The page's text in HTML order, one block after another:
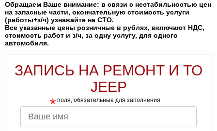
Обращаем Ваше внимание: в связи с нестабильностью цен
на запасные части, окончательную стоимость услуги
(работы+з/ч) узнавайте на СТО.
Все указанные цены розничные в рублях, включают НДС,
стоимость работ и з/ч, за одну услугу, для одного
автомобиля.
ЗАПИСЬ НА РЕМОНТ И ТО
JEEP
* поля, обязательные для заполнения